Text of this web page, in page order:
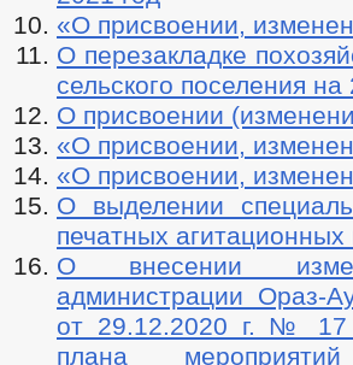
«О присвоении,
О перезакладке
сельского поселения на
О присвоении
«О присвоении,
«О присвоении,
О выделении
печатных
О внесении
администрации Ораз-
от 29.12.2020 г. № 17
плана